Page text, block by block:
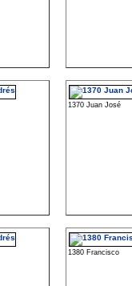
1370 Juan José
1380 Francisco